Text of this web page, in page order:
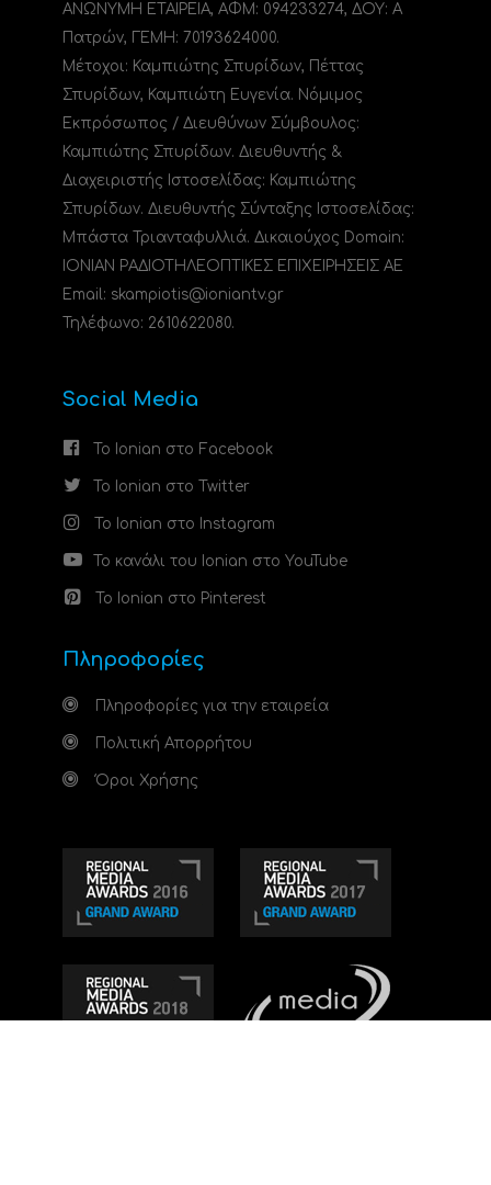
ΑΝΩΝΥΜΗ ΕΤΑΙΡΕΙΑ, ΑΦΜ: 094233274, ΔΟΥ: A
Πατρών, ΓΕΜΗ: 70193624000.
Μέτοχοι: Καμπιώτης Σπυρίδων, Πέττας
Σπυρίδων, Καμπιώτη Ευγενία. Νόμιμος
Εκπρόσωπος / Διευθύνων Σύμβουλος:
Καμπιώτης Σπυρίδων. Διευθυντής &
Διαχειριστής Ιστοσελίδας: Καμπιώτης
Σπυρίδων. Διευθυντής Σύνταξης Ιστοσελίδας:
Μπάστα Τριανταφυλλιά. Δικαιούχος Domain:
ΙΟΝΙΑΝ ΡΑΔΙΟΤΗΛΕΟΠΤΙΚΕΣ ΕΠΙΧΕΙΡΗΣΕΙΣ ΑΕ
Email: skampiotis@ioniantv.gr
Τηλέφωνο: 2610622080.
Social Media
Το Ionian στο Facebook
Το Ionian στο Twitter
Το Ionian στο Instagram
Το κανάλι του Ionian στο YouTube
Το Ionian στο Pinterest
Πληροφορίες
Πληροφορίες για την εταιρεία
Πολιτική Απορρήτου
Όροι Χρήσης